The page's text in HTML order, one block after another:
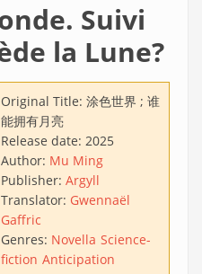
Suivi
la Lune?
Original Title: 涂色世界 ; 谁
能拥有月亮
Release date: 2025
Author: Mu Ming
Publisher: Argyll
Translator: Gwennaël
Gaffric
Genres: Novella Science-
fiction Anticipation